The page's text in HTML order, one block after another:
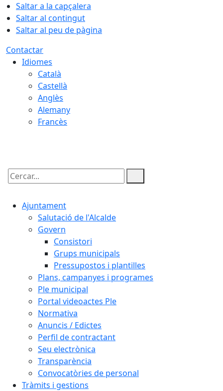
Saltar a la capçalera
Saltar al contingut
Saltar al peu de pàgina
Contactar
Idiomes
Català
Castellà
Anglès
Alemany
Francès
Cercar:
Ajuntament
Salutació de l'Alcalde
Govern
Consistori
Grups municipals
Pressupostos i plantilles
Plans, campanyes i programes
Ple municipal
Portal videoactes Ple
Normativa
Anuncis / Edictes
Perfil de contractant
Seu electrònica
Transparència
Convocatòries de personal
Tràmits i gestions